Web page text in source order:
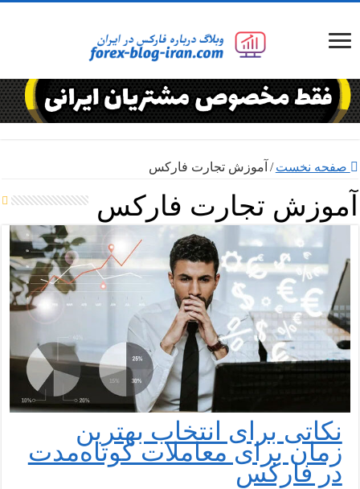
صفحه نخست / آموزش تجارت فارکس
آموزش تجارت فارکس
نکاتی برای انتخاب بهترین
زمان برای معاملات کوتاه‌مدت
در فارکس